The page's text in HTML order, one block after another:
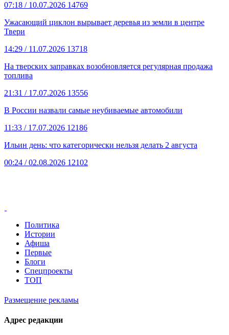
07:18 / 10.07.2026 14769
Ужасающий циклон вырывает деревья из земли в центре
Твери
14:29 / 11.07.2026 13718
На тверских заправках возобновляется регулярная продажа
топлива
21:31 / 17.07.2026 13556
В России назвали самые неубиваемые автомобили
11:33 / 17.07.2026 12186
Ильин день: что категорически нельзя делать 2 августа
00:24 / 02.08.2026 12102
Политика
Истории
Афиша
Первые
Блоги
Спецпроекты
ТОП
Размещение рекламы
Адрес редакции